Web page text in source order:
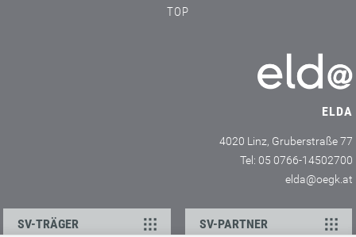
TOP
ELDA
4020 Linz, Gruberstraße 77
Tel: 05 0766-14502700
elda@oegk.at
SV-TRÄGER SV-PARTNER